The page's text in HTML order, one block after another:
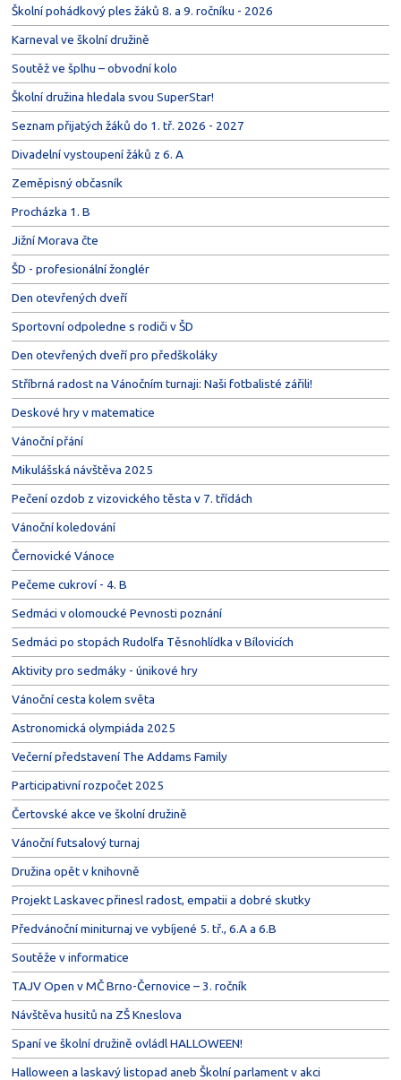
Školní pohádkový ples žáků 8. a 9. ročníku - 2026
Karneval ve školní družině
Soutěž ve šplhu – obvodní kolo
Školní družina hledala svou SuperStar!
Seznam přijatých žáků do 1. tř. 2026 - 2027
Divadelní vystoupení žáků z 6. A
Zeměpisný občasník
Procházka 1. B
Jižní Morava čte
ŠD - profesionální žonglér
Den otevřených dveří
Sportovní odpoledne s rodiči v ŠD
Den otevřených dveří pro předškoláky
Stříbrná radost na Vánočním turnaji: Naši fotbalisté zářili!
Deskové hry v matematice
Vánoční přání
Mikulášská návštěva 2025
Pečení ozdob z vizovického těsta v 7. třídách
Vánoční koledování
Černovické Vánoce
Pečeme cukroví - 4. B
Sedmáci v olomoucké Pevnosti poznání
Sedmáci po stopách Rudolfa Těsnohlídka v Bílovicích
Aktivity pro sedmáky - únikové hry
Vánoční cesta kolem světa
Astronomická olympiáda 2025
Večerní představení The Addams Family
Participativní rozpočet 2025
Čertovské akce ve školní družině
Vánoční futsalový turnaj
Družina opět v knihovně
Projekt Laskavec přinesl radost, empatii a dobré skutky
Předvánoční miniturnaj ve vybíjené 5. tř., 6.A a 6.B
Soutěže v informatice
TAJV Open v MČ Brno-Černovice – 3. ročník
Návštěva husitů na ZŠ Kneslova
Spaní ve školní družině ovládl HALLOWEEN!
Halloween a laskavý listopad aneb Školní parlament v akci